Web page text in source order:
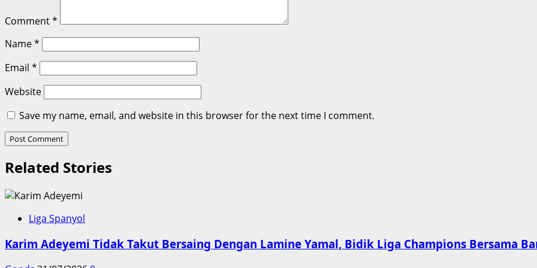
Comment*
Name*
Email *
Website
Save my name, email, and website in this browser for the next time I comment.
Related Stories
Liga Spanyol
Karim Adeyemi Tidak Takut Bersaing Dengan Lamine Yamal, Bidik Liga Champions Bersama